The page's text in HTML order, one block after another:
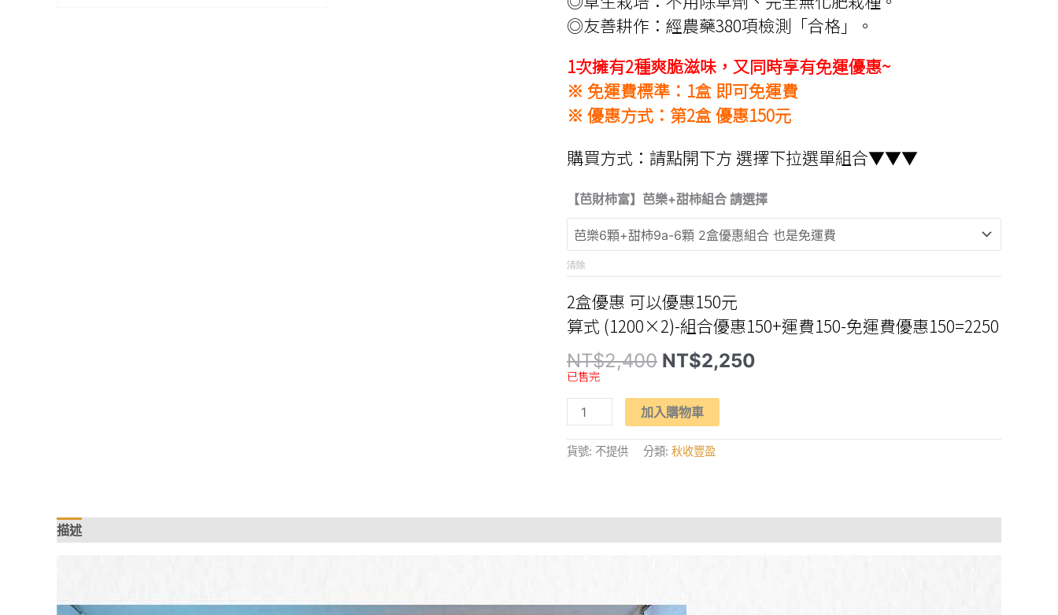
到
NT$2,250
◎友善耕作：經農藥380項檢測「合格」。
1次擁有2種爽脆滋味，又同時享有免運優惠~
※ 免運費標準：1盒 即可免運費
※ 優惠方式：第2盒 優惠150元
購買方式：請點開下方 選擇下拉選單組合▼▼▼
【芭財柿富】芭樂+甜柿組合 請選擇
清除
2盒優惠 可以優惠150元
算式 (1200×2)-組合優惠150+運費150-免運費優惠150=2250
NT$2,400 原
始
格：
NT$2,400。
NT$2,250
已售完
摩
嶺
【芭
財
芭
(6
有
加入購物車
貨號: 不提供 分類: 秋收豐盈
描述